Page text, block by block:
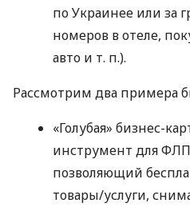
по Украинее или за
номеров в отеле,
авто и т. п.).
Рассмотрим два примера
«Голубая» бизнес-
инструмент для
позволяющий
товары/услуги,